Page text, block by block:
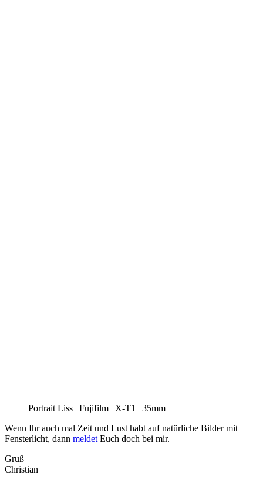
Portrait Liss | Fujifilm | X-T1 | 35mm
Wenn Ihr auch mal Zeit und Lust habt auf natürliche Bilder mit
Fensterlicht, dann meldet Euch doch bei mir.
Gruß
Christian